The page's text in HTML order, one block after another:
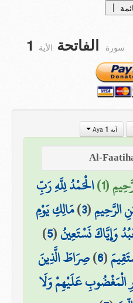
|
سورة الفاتحة الأية 1
آية Aya 1
(1) الْحَمْدُ لِلَّهِ رَبِّ
الرَّحِيمِ(
3
)مَالِكِ يَوْمِ
وَإِيَّاكَ نَسْتَعِينُ(
5
)
(
6
)صِرَاطَ الَّذِينَ
عَلَيْهِمْ وَلَا